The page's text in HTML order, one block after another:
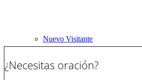
Nuevo Visitante
¿Necesitas oración?